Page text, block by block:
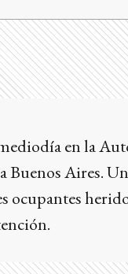
en la
Buenos Aires.
ocupantes